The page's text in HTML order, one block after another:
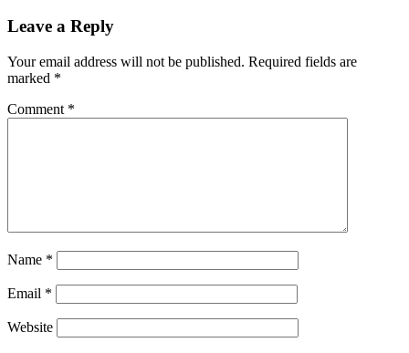
Leave a Reply
Your email address will not be published. Required fields are
marked *
Comment *
Name *
Email *
Website